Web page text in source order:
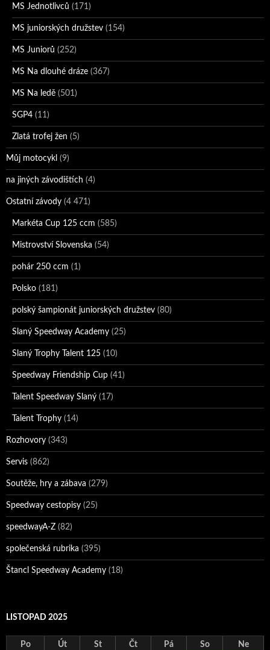
MS Jednotlivců (171)
MS juniorských družstev (154)
MS Juniorů (252)
MS Na dlouhé dráze (367)
MS Na ledě (501)
SGP4 (11)
Zlatá trofej žen (5)
Můj motocykl (9)
na jiných závodištích (4)
Ostatní závody (4 471)
Markéta Cup 125 ccm (585)
Mistrovství Slovenska (54)
pohár 250 ccm (1)
Polsko (181)
polský šampionát juniorských družstev (80)
Slaný Speedway Academy (25)
Slaný Trophy Talent 125 (10)
Speedway Friendship Cup (41)
Talent Speedway Slaný (17)
Talent Trophy (14)
Rozhovory (343)
Servis (862)
Soutěže, hry a zábava (279)
Speedway cestopisy (25)
speedwayA-Z (82)
společenská rubrika (395)
Štancl Speedway Academy (18)
LISTOPAD 2025
Po Út St Čt Pá So Ne